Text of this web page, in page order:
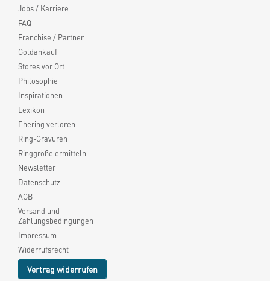
Jobs / Karriere
FAQ
Franchise / Partner
Goldankauf
Stores vor Ort
Philosophie
Inspirationen
Lexikon
Ehering verloren
Ring-Gravuren
Ringgröße ermitteln
Newsletter
Datenschutz
AGB
Versand und
Zahlungsbedingungen
Impressum
Widerrufsrecht
Vertrag widerrufen